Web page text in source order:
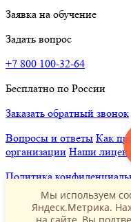
Заявка на обучение
Задать вопрос
+7 800 100-32-64
Бесплатно по России
Заказать обратный звонок
Вопросы и ответы Как
организации Наши
Политика
Мы используем
Яндеск.Метрика.